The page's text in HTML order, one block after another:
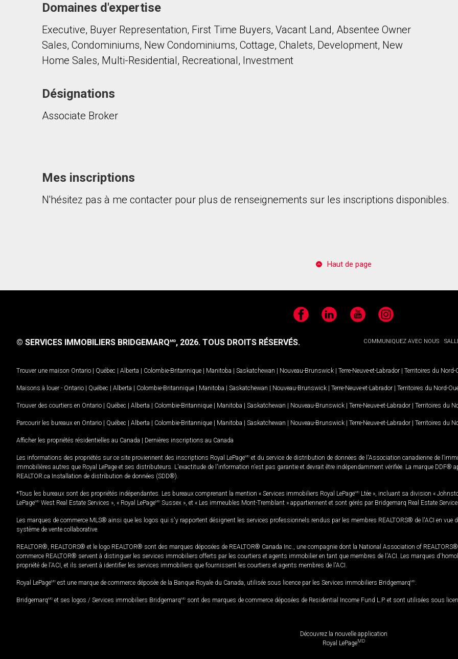
Domaines d'expertise
Executive, Buyer Representation, First Time Buyers, Vacant Land, Absentee Owner
Sales, Condominiums, New Condominiums, Cottage, Chalets, Development, New
Home Sales, Multi-Residential, Recreational, Investment
Désignations
Associate Broker
Mes inscriptions
N'hésitez pas à me contacter pour plus de renseignements sur les inscriptions disponibles.
Haut de page
FacebookLinkedIn YouTubeInstagram
COMMUNIQUEZ AVEC NOUS
© SERVICES IMMOBILIERS BRIDGEMARQMD, 2026. TOUS DROITS RÉSERVÉS.
Trouver une maison Ontario | Québec | Alberta | Colombie-Britannique | Manitoba | Saskatchewan | Nouveau-Brunswick | Terre-Neuve-et-Labrador | Territoires du Nord-
Maisons à louer - Ontario | Québec | Alberta | Colombie-Britannique | Manitoba | Saskatchewan | Nouveau-Brunswick | Terre-Neuve-et-Labrador | Territoires du Nord-
Trouver des courtiers en Ontario | Québec | Alberta | Colombie-Britannique | Manitoba | Saskatchewan | Nouveau-Brunswick | Terre-Neuve-et-Labrador | Territoires du
Parcourir les bureaux en Ontario | Québec | Alberta | Colombie-Britannique | Manitoba | Saskatchewan | Nouveau-Brunswick | Terre-Neuve-et-Labrador | Territoires du
Afficher les propriétés résidentielles au Canada | Dernières inscriptions au Canada
Les informations des propriétés sur ce site proviennent des inscriptions Royal LePageMD et du service de distribution de données de l'Association canadienne de
immobilières autres que Royal LePage et ses distributeurs. L'exactitude de l'information n'est pas garantie et devrait être indépendamment vérifiée. La marque DDF®
REALTOR.ca Installation de distribution de données (SDD®).
*Tous les bureaux sont des propriétés indépendantes. Les bureaux comprenant la mention « Services immobiliers Royal LePageMD Ltée », incluant sa division «
LePageMD West Real Estate Services », « Royal LePageMD Sussex », et « Les immeubles Mont-Tremblant » appartiennent et sont gérés par Bridgemarq Real Estate
Les marques de commerce MLS® ainsi que les logos qui s'y rapportent désignent les services professionnels rendus par les membres REALTORS® de l'ACI en vue
système de vente collaborative.
REALTOR®, REALTORS® et le logo REALTOR® sont des marques déposées de REALTOR® Canada Inc., une compagnie dont la National Association of
commerce REALTOR® servent à distinguer les services immobiliers offerts par les courtiers et agents immobilier en tant que membres de l'ACI. Les marques
propriété de l'ACI, et ils servent à identifier les services immobiliers que fournissent les courtiers et agents membres de l'ACI.
Royal LePageMD est une marque de commerce déposée de la Banque Royale du Canada, utilisée sous licence par les Services immobiliers BridgemarqMD
BridgemarqMD et ses logos / Services immobiliers BridgemarqMD sont des marques de commerce déposées de Residential Income Fund L.P. et sont utilisées sous
Découvrez la nouvelle application
Royal LePageMD